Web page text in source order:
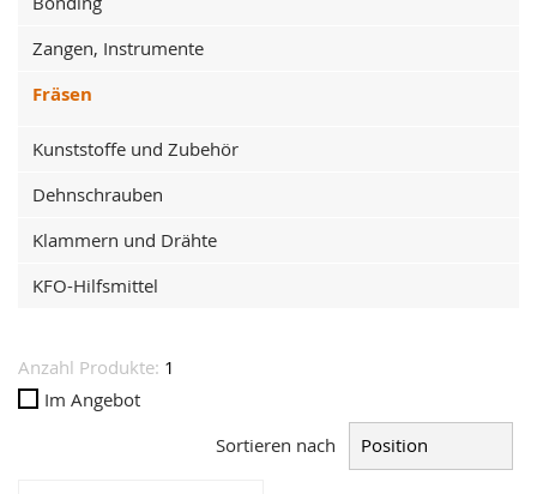
Anzahl Produkte: 1
Im Angebot
Sortieren nach
Zangen, Instrumente
Fräsen
Kunststoffe und Zubehör
Dehnschrauben
Klammern und Drähte
KFO-Hilfsmittel